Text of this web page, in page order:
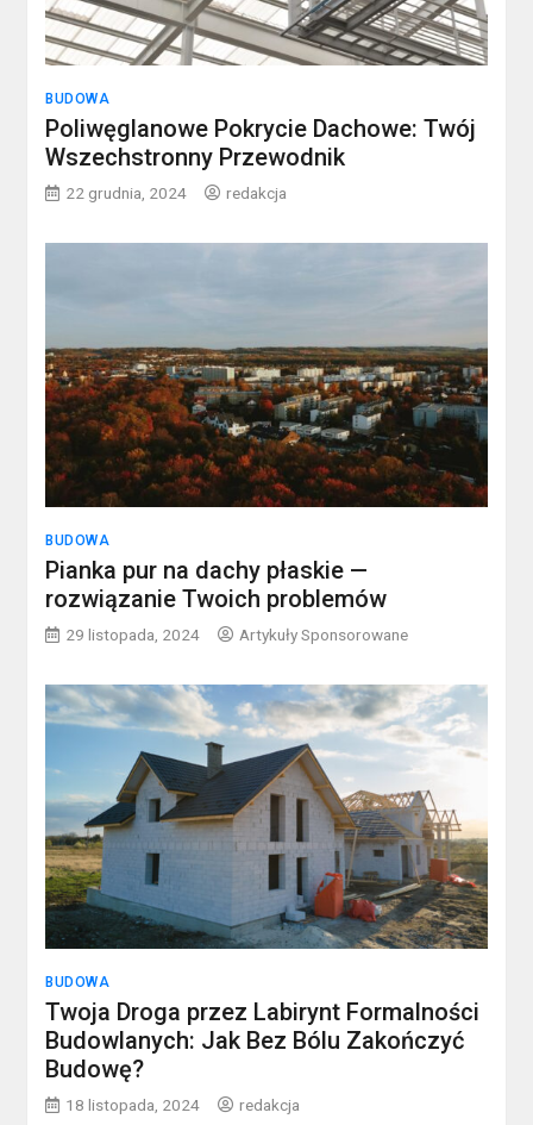
BUDOWA
Poliwęglanowe Pokrycie Dachowe: Twój
Wszechstronny Przewodnik
22 grudnia, 2024 redakcja
BUDOWA
Pianka pur na dachy płaskie —
rozwiązanie Twoich problemów
29 listopada, 2024 Artykuły Sponsorowane
BUDOWA
Twoja Droga przez Labirynt Formalności
Budowlanych: Jak Bez Bólu Zakończyć
Budowę?
18 listopada, 2024 redakcja